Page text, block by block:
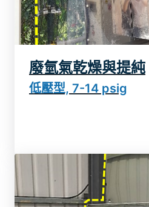
廢氫氣乾燥與提純
低壓型, 7-14 psig